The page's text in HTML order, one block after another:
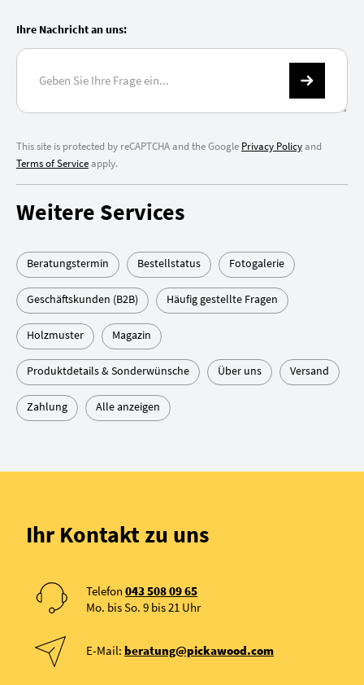
Ihre Nachricht an uns:
This site is protected by reCAPTCHA and the Google Privacy Policyand
Terms of Serviceapply.
Weitere Services
Beratungstermin Bestellstatus Fotogalerie
Geschäftskunden (B2B) Häufig gestellte Fragen
Holzmuster Magazin
Produktdetails & Sonderwünsche Über uns Versand
Zahlung Alle anzeigen
Ihr Kontakt zu uns
Telefon 043 508 09 65
Mo. bis So. 9 bis 21 Uhr
E-Mail: beratung@pickawood.com